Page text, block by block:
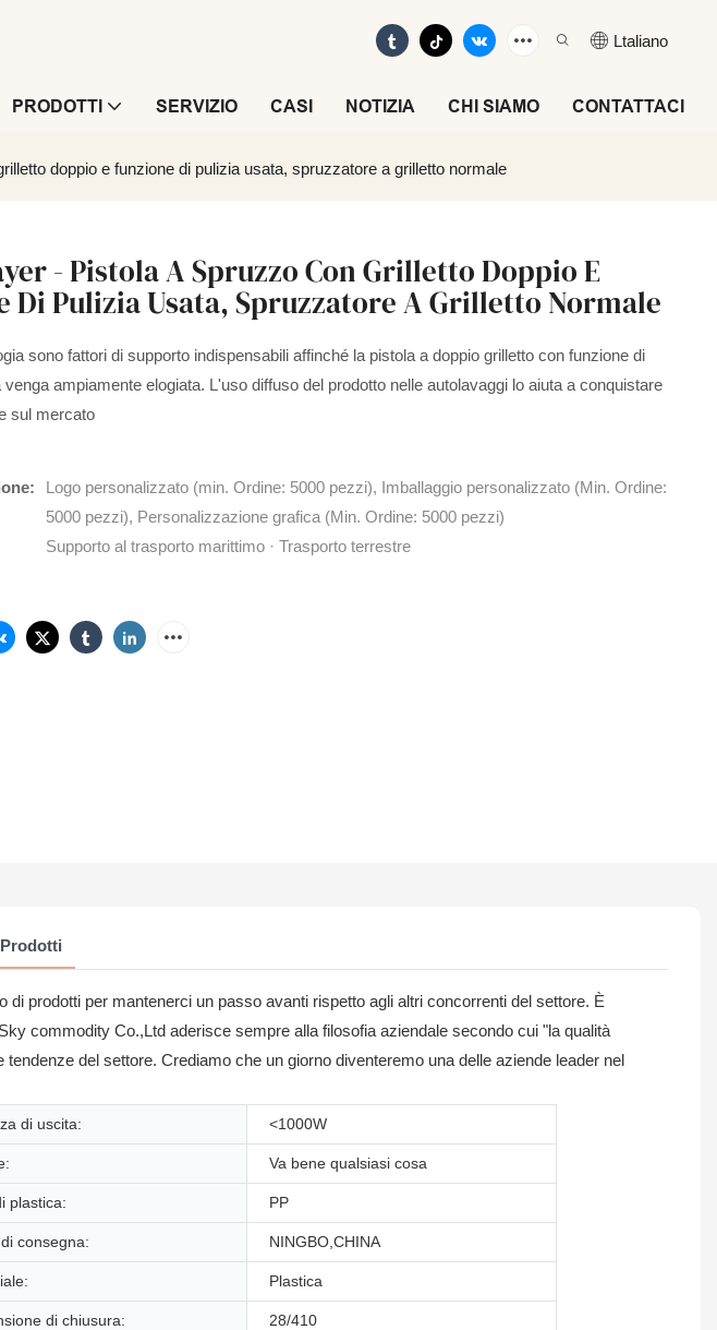
Ltaliano
PRODOTTI SERVIZIO CASI NOTIZIA CHI SIAMO CONTATTACI
doppio e funzione di pulizia usata, spruzzatore a grilletto normale
- Pistola A Spruzzo Con Grilletto Doppio E
Di Pulizia Usata, Spruzzatore A Grilletto Normale
sono fattori di supporto indispensabili affinché la pistola a doppio grilletto con funzione di
venga ampiamente elogiata. L'uso diffuso del prodotto nelle autolavaggi lo aiuta a conquistare
sul mercato
Logo personalizzato (min. Ordine: 5000 pezzi), Imballaggio personalizzato (Min. Ordine:
5000 pezzi), Personalizzazione grafica (Min. Ordine: 5000 pezzi)
Supporto al trasporto marittimo · Trasporto terrestre
prodotti per mantenerci un passo avanti rispetto agli altri concorrenti del settore. È
commodity Co.,Ltd aderisce sempre alla filosofia aziendale secondo cui "la qualità
del settore. Crediamo che un giorno diventeremo una delle aziende leader nel
di uscita: <1000W
Va bene qualsiasi cosa
plastica: PP
consegna: NINGBO,CHINA
Plastica
di chiusura: 28/410